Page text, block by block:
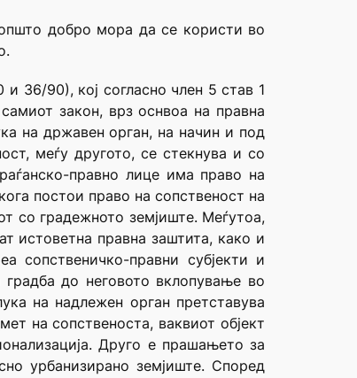
добро мора да се користи во
36/90), кој согласно член 5 став 1
закон, врз оснвоа на правна
на државен орган, на начин и под
меѓу другото, се стекнува и со
правно лице има право на
постои право на сопственост на
со градежното земјиште. Меѓутоа,
истоветна правна заштита, како и
сопственичко-правни субјекти и
до неговото вклопување во
на надлежен орган претставува
на сопственоста, ваквиот објект
Друго е прашањето за
урбанизирано земјиште. Според